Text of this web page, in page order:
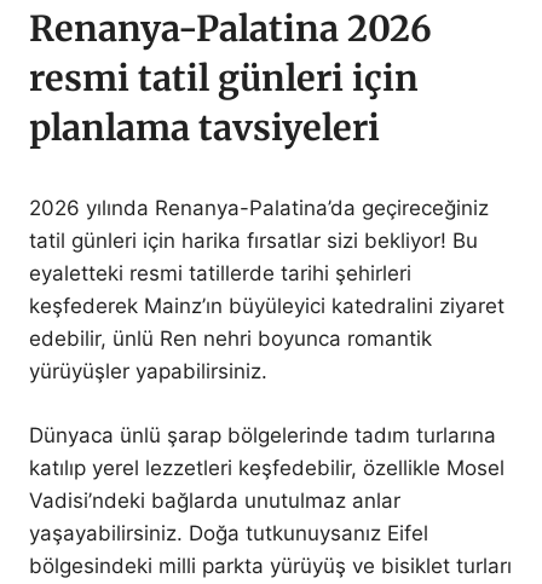
Renanya-Palatina 2026
resmi tatil günleri için
planlama tavsiyeleri
2026 yılında Renanya-Palatina’da geçireceğiniz
tatil günleri için harika fırsatlar sizi bekliyor! Bu
eyaletteki resmi tatillerde tarihi şehirleri
keşfederek Mainz’ın büyüleyici katedralini ziyaret
edebilir, ünlü Ren nehri boyunca romantik
yürüyüşler yapabilirsiniz.
Dünyaca ünlü şarap bölgelerinde tadım turlarına
katılıp yerel lezzetleri keşfedebilir, özellikle Mosel
Vadisi’ndeki bağlarda unutulmaz anlar
yaşayabilirsiniz. Doğa tutkunuysanız Eifel
bölgesindeki milli parkta yürüyüş ve bisiklet turları